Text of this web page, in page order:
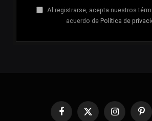
Al registrarse, acepta nuestros
acuerdo de Política de
Facebook
X Instagram